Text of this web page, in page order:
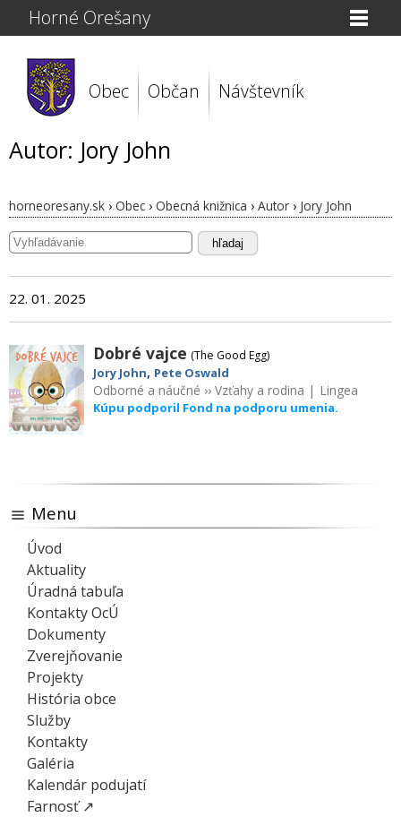
Horné Orešany
Obec Občan Návštevník
Autor: Jory John
horneoresany.sk › Obec › Obecná knižnica › Autor › Jory John
hľadaj
22. 01. 2025
Dobré vajce (The Good Egg)
Jory John, Pete Oswald
Odborné a náučné ›› Vzťahy a rodina | Lingea
Kúpu podporil Fond na podporu umenia.
Menu
Úvod
Aktuality
Úradná tabuľa
Kontakty OcÚ
Dokumenty
Zverejňovanie
Projekty
História obce
Služby
Kontakty
Galéria
Kalendár podujatí
Farnosť ↗